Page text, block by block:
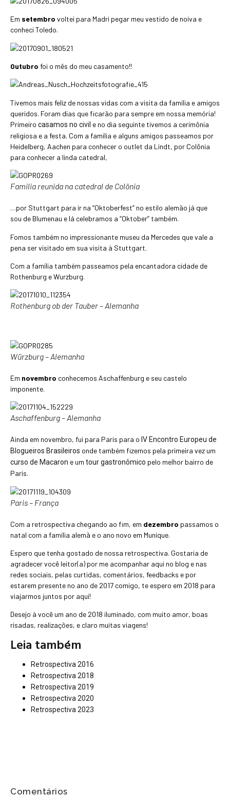
Em setembro voltei para Madri pegar meu vestido de noiva e
conheci Toledo.
Outubro foi o mês do meu casamento!!
Tivemos mais feliz de nossas vidas com a visita da família e amigos
queridos. Foram dias que ficarão para sempre em nossa memória!
Primeiro casamos no civil e no dia seguinte tivemos a cerimônia
religiosa e a festa. Com a família e alguns amigos passeamos por
Heidelberg, Aachen para conhecer o outlet da Lindt, por Colônia
para conhecer a linda catedral,
Familia reunida na catedral de Colônia
…por Stuttgart para ir na “Oktoberfest” no estilo alemão já que
sou de Blumenau e lá celebramos a “Oktober” também.
Fomos também no impressionante museu da Mercedes que vale a
pena ser visitado em sua visita à Stuttgart.
Com a família também passeamos pela encantadora cidade de
Rothenburg e Wurzburg.
Rothenburg ob der Tauber – Alemanha
Würzburg – Alemanha
Em novembro conhecemos Aschaffenburg e seu castelo
imponente.
Aschaffenburg – Alemanha
Ainda em novembro, fui para Paris para o IV Encontro Europeu de
Blogueiros Brasileiros onde também fizemos pela primeira vez um
curso de Macaron e um tour gastronômico pelo melhor bairro de
Paris.
Paris – França
Com a retrospectiva chegando ao fim, em dezembro passamos o
natal com a família alemã e o ano novo em Munique.
Espero que tenha gostado de nossa retrospectiva. Gostaria de
agradecer você leitor(a) por me acompanhar aqui no blog e nas
redes sociais, pelas curtidas, comentários, feedbacks e por
estarem presente no ano de 2017 comigo, te espero em 2018 para
viajarmos juntos por aqui!
Desejo à você um ano de 2018 iluminado, com muito amor, boas
risadas, realizações, e claro muitas viagens!
Leia também
Retrospectiva 2016
Retrospectiva 2018
Retrospectiva 2019
Retrospectiva 2020
Retrospectiva 2023
Comentários